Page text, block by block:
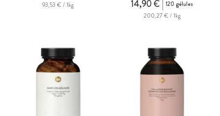
93,53 € / 1kg
14,90 €
120 gélules
200,27 € / 1kg